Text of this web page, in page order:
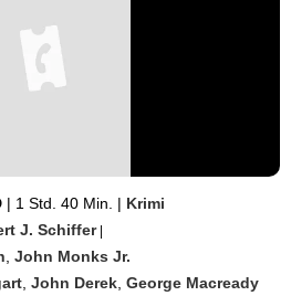
| 1 Std. 40 Min. | Krimi
J. Schiffer
John Monks Jr.
John Derek George Macready